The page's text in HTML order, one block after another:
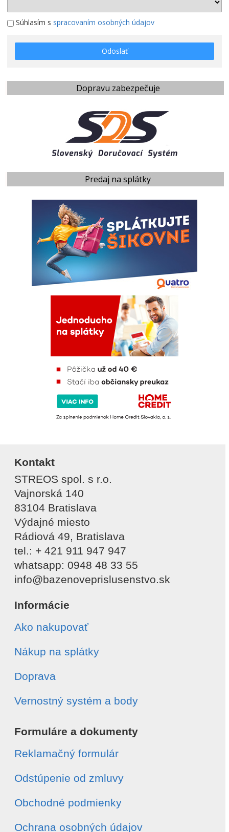
Súhlasím s spracovaním osobných údajov
Odoslať
Dopravu zabezpečuje
Predaj na splátky
Kontakt
STREOS spol. s r.o.
Vajnorská 140
83104 Bratislava
Výdajné miesto
Rádiová 49, Bratislava
tel.: + 421 911 947 947
whatsapp: 0948 48 33 55
info@bazenoveprislusenstvo.sk
Informácie
Ako nakupovať
Nákup na splátky
Doprava
Vernostný systém a body
Formuláre a dokumenty
Reklamačný formulár
Odstúpenie od zmluvy
Obchodné podmienky
Ochrana osobných údajov